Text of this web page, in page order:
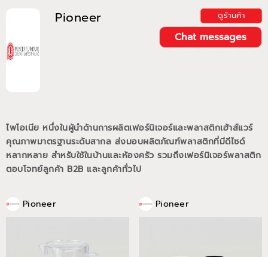
Pioneer ดูร้านค้า
Chat messages
ไพโอเนีย หนึ่งในผู้นำด้านการผลิตเฟอร์นิเจอร์และพลาสติกเฮ้าส์แวร์
คุณภาพมาตรฐานระดับสากล ส่งมอบผลิตภัณฑ์พลาสติกที่มีดีไซด์
หลากหลาย สำหรับใช้ในบ้านและห้องครัว รวมถึงเฟอร์นิเจอร์พลาสติก
ตอบโจทย์ลูกค้า B2B และลูกค้าทั่วไป
Pioneer Pioneer